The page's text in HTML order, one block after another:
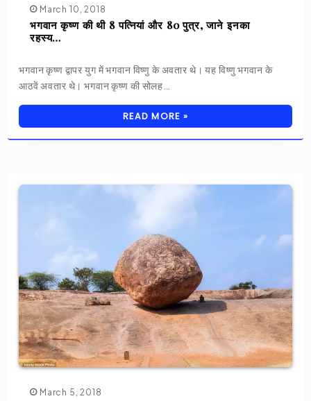
March 10, 2018
भगवान कृष्ण की थी 8 पत्नियां और 80 पुत्र, जाने इनका
रहस्य…
भगवान कृष्ण द्वापर युग में भगवान विष्णु के अवतार थे। यह विष्णु भगवान के
आठवें अवतार थे। भगवान कृष्ण की सोलह…
READ MORE »
March 5, 2018